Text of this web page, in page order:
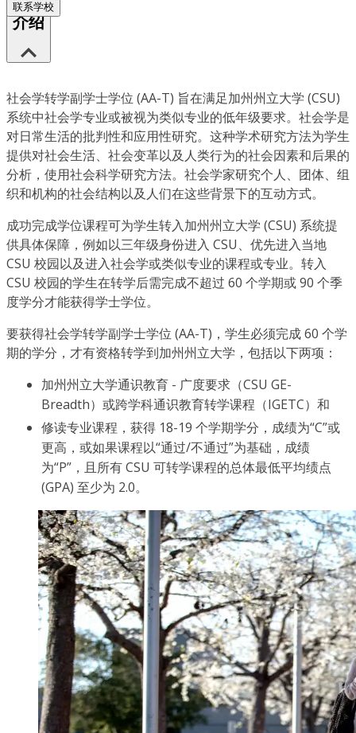
联系学校
介绍
社会学转学副学士学位 (AA-T) 旨在满足加州州立大学 (CSU)
系统中社会学专业或被视为类似专业的低年级要求。社会学是
对日常生活的批判性和应用性研究。这种学术研究方法为学生
提供对社会生活、社会变革以及人类行为的社会因素和后果的
分析，使用社会科学研究方法。社会学家研究个人、团体、组
织和机构的社会结构以及人们在这些背景下的互动方式。
成功完成学位课程可为学生转入加州州立大学 (CSU) 系统提
供具体保障，例如以三年级身份进入 CSU、优先进入当地
CSU 校园以及进入社会学或类似专业的课程或专业。转入
CSU 校园的学生在转学后需完成不超过 60 个学期或 90 个季
度学分才能获得学士学位。
要获得社会学转学副学士学位 (AA-T)，学生必须完成 60 个学
期的学分，才有资格转学到加州州立大学，包括以下两项：
加州州立大学通识教育 - 广度要求（CSU GE-
Breadth）或跨学科通识教育转学课程（IGETC）和
修读专业课程，获得 18-19 个学期学分，成绩为“C”或
更高，或如果课程以“通过/不通过”为基础，成绩
为“P”，且所有 CSU 可转学课程的总体最低平均绩点
(GPA) 至少为 2.0。